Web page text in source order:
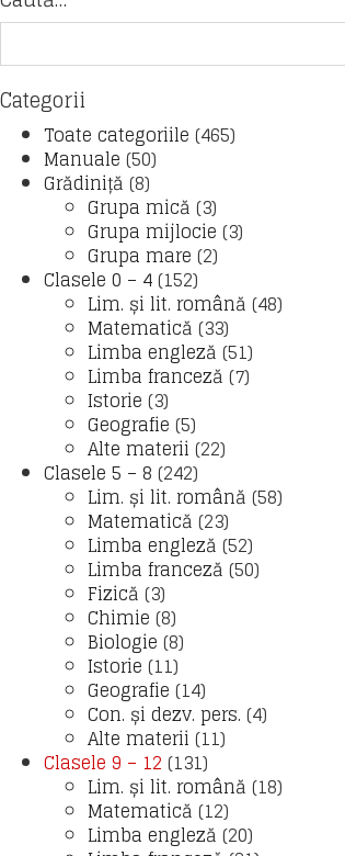
Categorii
Toate categoriile (465)
Manuale (50)
Grădiniță (8)
Grupa mică (3)
Grupa mijlocie (3)
Grupa mare (2)
Clasele 0 – 4(152)
Lim. și lit. română (48)
Matematică (33)
Limba engleză (51)
Limba franceză (7)
Istorie (3)
Geografie (5)
Alte materii (22)
Clasele 5 – 8 (242)
Lim. și lit. română (58)
Matematică (23)
Limba engleză (52)
Limba franceză (50)
Fizică (3)
Chimie (8)
Biologie (8)
Istorie (11)
Geografie (14)
Con. și dezv. pers. (4)
Alte materii (11)
Clasele 9 – 12 (131)
Lim. și lit. română (18)
Matematică (12)
Limba engleză (20)